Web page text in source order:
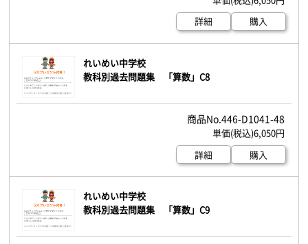
詳細
購入
れいめい中学校
教科別過去問題集 「算数」C8
446-D1041-48
6,050円
詳細
購入
れいめい中学校
教科別過去問題集 「算数」C9